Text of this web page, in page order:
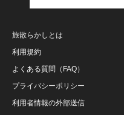
旅散らかしとは
利用規約
よくある質問（FAQ）
プライバシーポリシー
利用者情報の外部送信